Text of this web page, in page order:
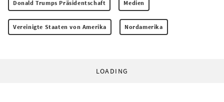
Donald Trumps Präsidentschaft Medien
Vereinigte Staaten von Amerika Nordamerika
LOADING